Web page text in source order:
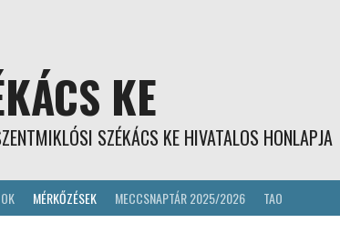
KE
SZÉKÁCS KE HIVATALOS HONLAPJA
MÉRKŐZÉSEK MECCSNAPTÁR 2025/2026 TAO